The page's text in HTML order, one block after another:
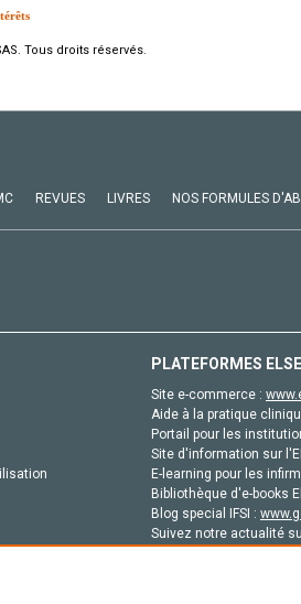
Tous droits réservés.
REVUES LIVRES NOS FORMULES
PLATEFORMES
Site e-commerce :
Aide à la pratique
Portail pour les
Site d'information sur
E-learning pour les
Bibliothèque d'e-books
Blog special IFSI :
Suivez notre actualité